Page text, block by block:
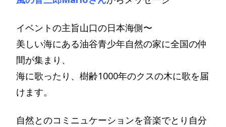
イベントの主旨山口の日本海側〜
美しい海にある油谷青少年自然の家に全国の仲
間が集まり、
海に歌ったり、樹齢1000年のクスの木に歌を届
けます。
自然とのコミニュケーションを音楽でとり自分